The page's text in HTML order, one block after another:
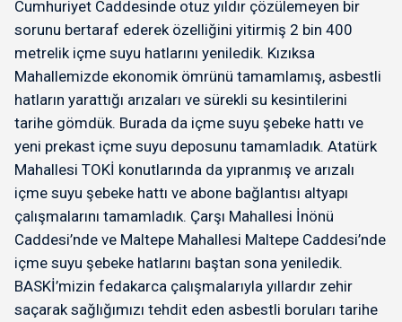
Cumhuriyet Caddesinde otuz yıldır çözülemeyen bir
sorunu bertaraf ederek özelliğini yitirmiş 2 bin 400
metrelik içme suyu hatlarını yeniledik. Kızıksa
Mahallemizde ekonomik ömrünü tamamlamış, asbestli
hatların yarattığı arızaları ve sürekli su kesintilerini
tarihe gömdük. Burada da içme suyu şebeke hattı ve
yeni prekast içme suyu deposunu tamamladık. Atatürk
Mahallesi TOKİ konutlarında da yıpranmış ve arızalı
içme suyu şebeke hattı ve abone bağlantısı altyapı
çalışmalarını tamamladık. Çarşı Mahallesi İnönü
Caddesi’nde ve Maltepe Mahallesi Maltepe Caddesi’nde
içme suyu şebeke hatlarını baştan sona yeniledik.
BASKİ’mizin fedakarca çalışmalarıyla yıllardır zehir
saçarak sağlığımızı tehdit eden asbestli boruları tarihe